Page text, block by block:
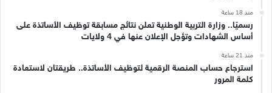
منذ 18 ساعة
رسميًا.. وزارة التربية الوطنية تعلن نتائج مسابقة توظيف الأساتذة على
أساس الشهادات وتؤجل الإعلان عنها في 4 ولايات
منذ 21 ساعة
استرجاع حساب المنصة الرقمية لتوظيف الأساتذة.. طريقتان لاستعادة
كلمة المرور